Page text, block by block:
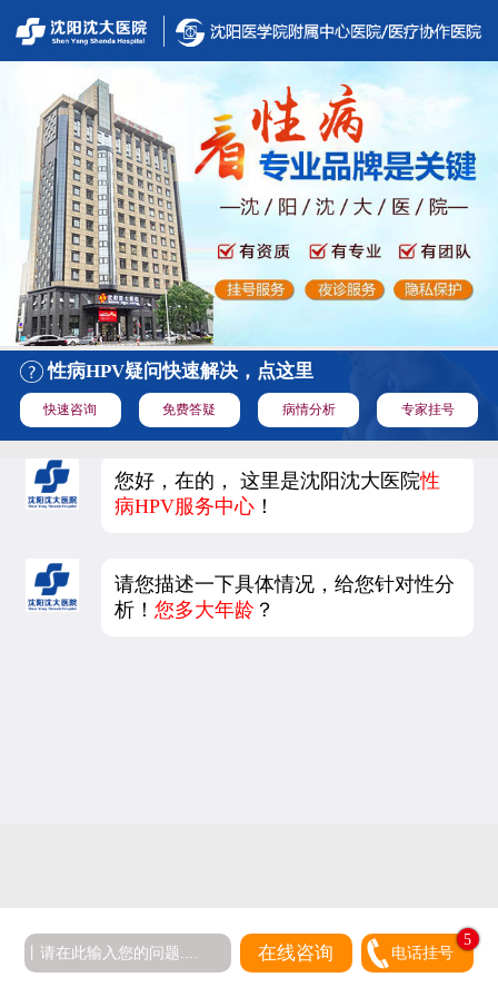
性病HPV疑问快速解决，点这里
快速咨询 免费答疑 病情分析 专家挂号
您好，在的， 这里是沈阳沈大医院性
病HPV服务中心 ！
请您描述一下具体情况，给您针对性分
析！您多大年龄 ？
在线咨询 电话挂号
5